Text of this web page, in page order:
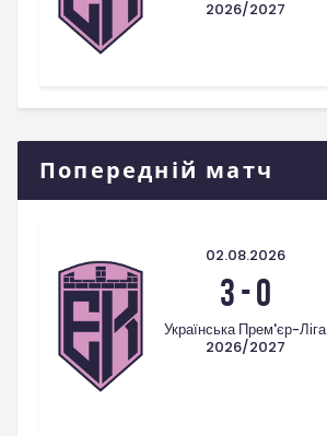
2026/2027
Попередній матч
02.08.2026
3-0
Українська Прем'єр-Ліга
2026/2027